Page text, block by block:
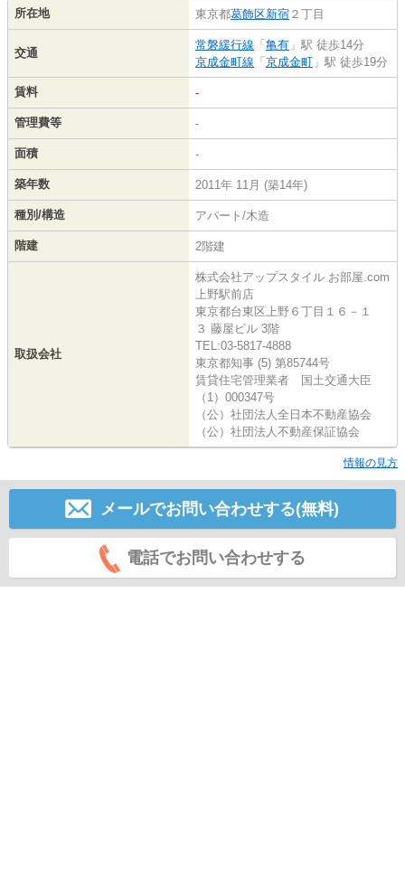
所在地 東京都葛飾区新宿 ２丁目
交通
常磐緩行線 「 亀有 」駅 徒歩14分
京成金町線 「 京成金町 」駅 徒歩19分
賃料 -
管理費等 -
面積 -
築年数 2011年 11月 (築14年)
種別/構造 アパート/木造
階建 2階建
取扱会社
株式会社アップスタイル お部屋.com
上野駅前店
東京都台東区上野６丁目１６－１
３ 藤屋ビル 3階
TEL:03-5817-4888
東京都知事 (5) 第85744号
賃貸住宅管理業者 国土交通大臣
（1）000347号
（公）社団法人全日本不動産協会
（公）社団法人不動産保証協会
情報の見方
メールでお問い合わせする(無料)
電話でお問い合わせする